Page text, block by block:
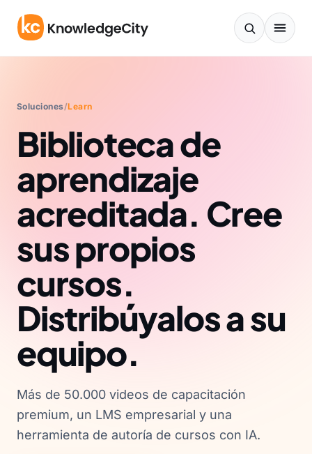
Soluciones/Learn
Biblioteca de
aprendizaje
acreditada. Cree
sus propios
cursos.
Distribúyalos a su
equipo.
Más de 50.000 videos de capacitación
premium, un LMS empresarial y una
herramienta de autoría de cursos con IA.